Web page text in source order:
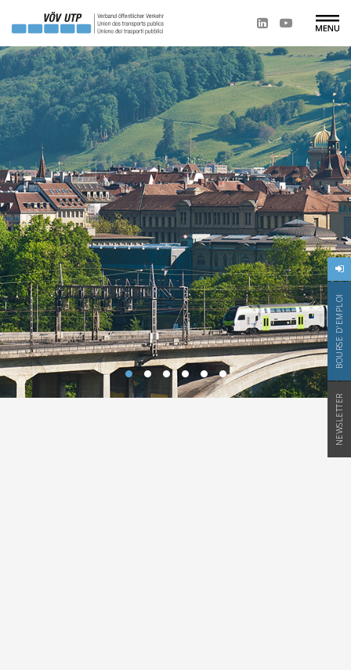
BOURSE D'EMPLOI
NEWSLETTER